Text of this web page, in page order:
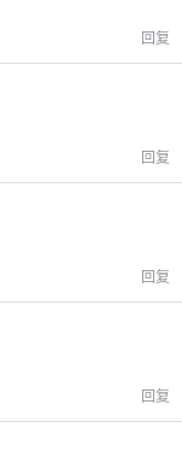
回复
回复
回复
回复